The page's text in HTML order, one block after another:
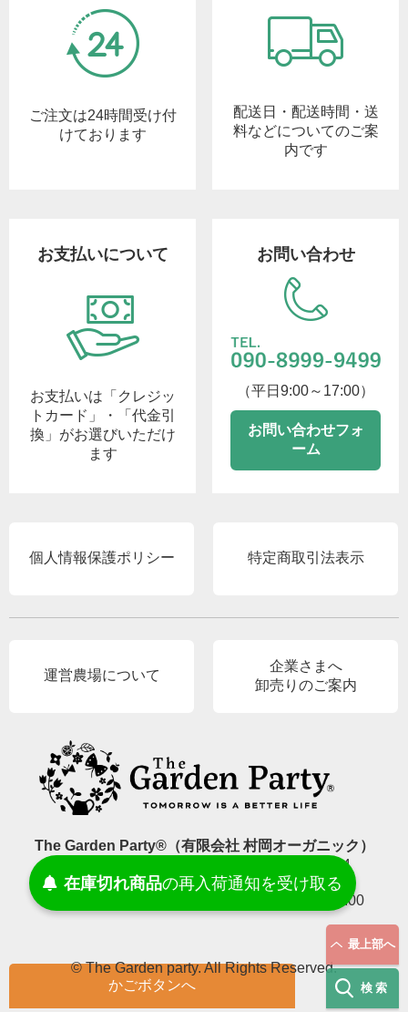
かごボタンへ
ご注文は24時間受け付
けております
配送日・配送時間・送
料などについてのご案
内です
お支払いについて
お支払いは「クレジッ
トカード」・「代金引
換」がお選びいただけ
ます
お問い合わせ
（平日9:00～17:00）
お問い合わせフォ
ーム
個人情報保護ポリシー 特定商取引法表示
運営農場について
企業さまへ
卸売りのご案内
The Garden Party®（有限会社 村岡オーガニック）
〒689-2214 鳥取県東伯郡北栄町東高尾419-4
E-Mail.info@gardenparty87.jp
［受付時間］平日9:00–17:00
© The Garden party. All Rights Reserved.
最上部へ
検索
在庫切れ商品の再入荷通知を受け取る